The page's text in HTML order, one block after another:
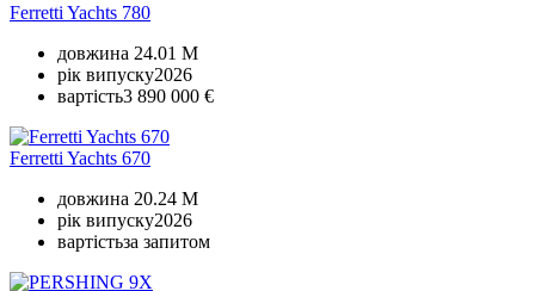
Ferretti Yachts 780
довжина 24.01 M
рік випуску2026
вартість3 890 000 €
Ferretti Yachts 670
довжина 20.24 M
рік випуску2026
вартістьза запитом